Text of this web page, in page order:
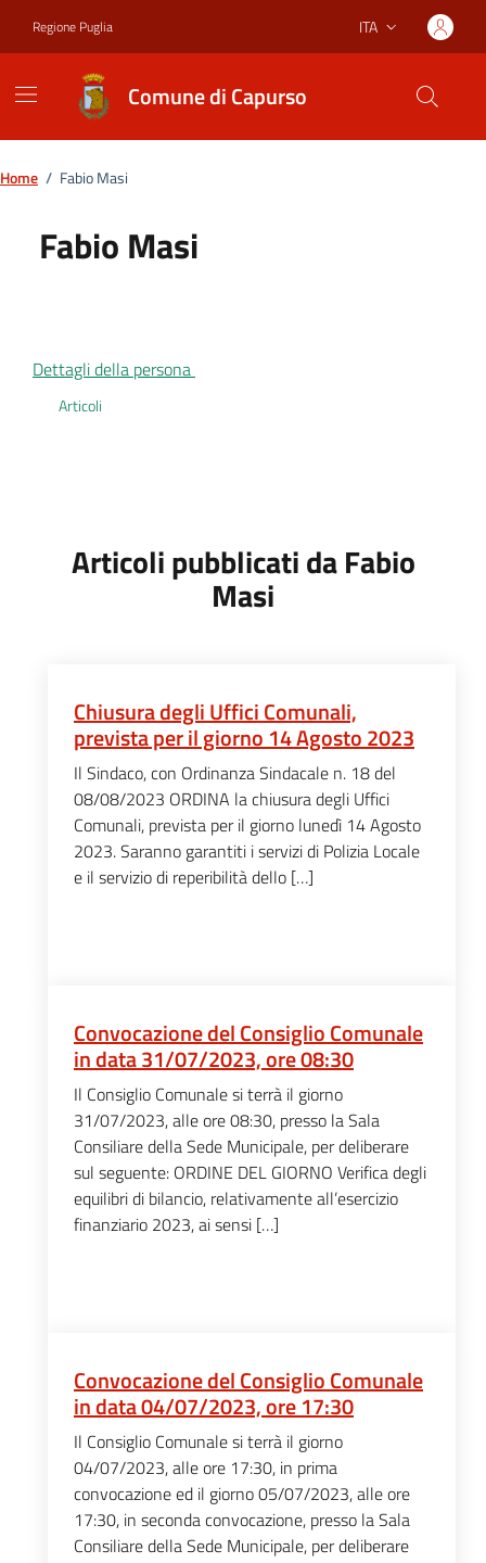
Regione Puglia Lingua attiva:
ITA
Comune di Capurso
Home / Fabio Masi
Fabio Masi
Dettagli della persona
Articoli
Articoli pubblicati da Fabio
Masi
Chiusura degli Uffici Comunali,
prevista per il giorno 14 Agosto 2023
Il Sindaco, con Ordinanza Sindacale n. 18 del
08/08/2023 ORDINA la chiusura degli Uffici
Comunali, prevista per il giorno lunedì 14 Agosto
2023. Saranno garantiti i servizi di Polizia Locale
e il servizio di reperibilità dello […]
Convocazione del Consiglio Comunale
in data 31/07/2023, ore 08:30
Il Consiglio Comunale si terrà il giorno
31/07/2023, alle ore 08:30, presso la Sala
Consiliare della Sede Municipale, per deliberare
sul seguente: ORDINE DEL GIORNO Verifica degli
equilibri di bilancio, relativamente all’esercizio
finanziario 2023, ai sensi […]
Convocazione del Consiglio Comunale
in data 04/07/2023, ore 17:30
Il Consiglio Comunale si terrà il giorno
04/07/2023, alle ore 17:30, in prima
convocazione ed il giorno 05/07/2023, alle ore
17:30, in seconda convocazione, presso la Sala
Consiliare della Sede Municipale, per deliberare